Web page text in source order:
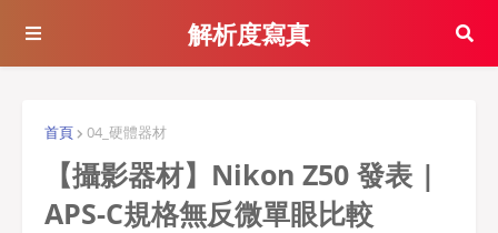
解析度寫真
首頁 04_硬體器材
【攝影器材】Nikon Z50 發表 |
APS-C規格無反微單眼比較